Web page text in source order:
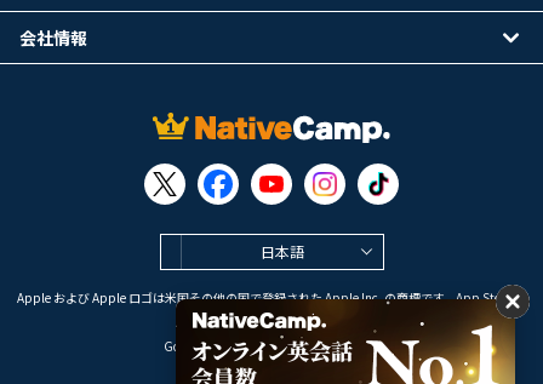
日本語
Apple および Apple ロゴは米国その他の国で登録された Apple Inc. の商標です。App Store は
Apple Inc. のサービスマークです。
Google Play は Google LLC の商標です。
会社情報